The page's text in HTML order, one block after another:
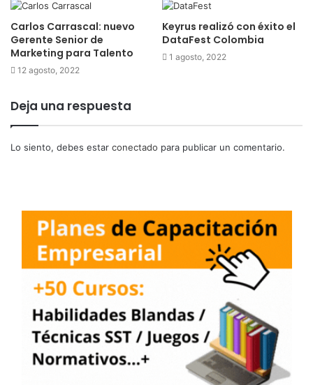
Carlos Carrascal: nuevo
Gerente Senior de
Marketing para Talento
12 agosto, 2022
Keyrus realizó con éxito el
DataFest Colombia
1 agosto, 2022
Deja una respuesta
Lo siento, debes estar conectado para publicar un comentario.